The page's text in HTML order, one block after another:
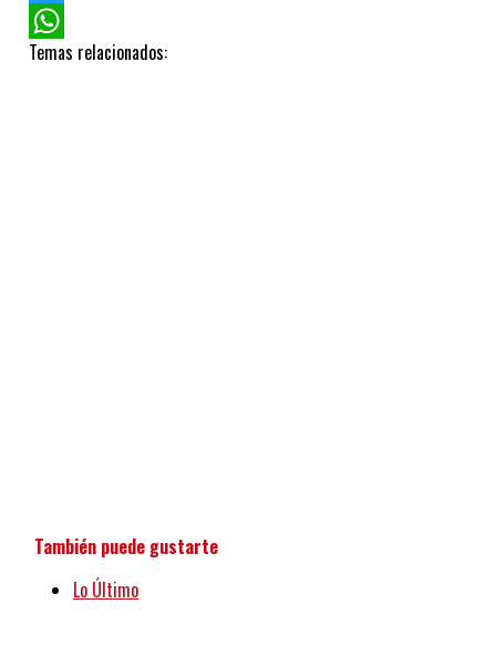
Twitter
WhatsApp
Temas relacionados:
También puede gustarte
Lo Último